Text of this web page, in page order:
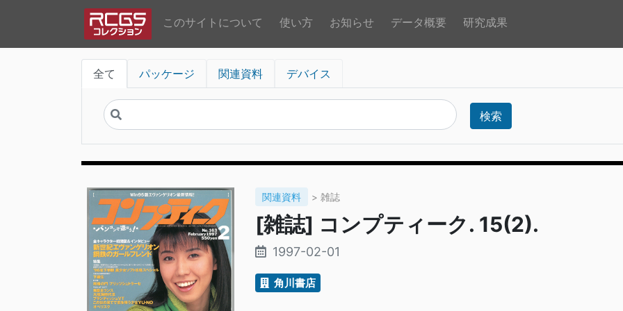
このサイトについて 使い方 お知らせ データ概要 研究成果
全て パッケージ 関連資料 デバイス
検索
関連資料 > 雑誌
[雑誌] コンプティーク. 15(2).
1997-02-01
角川書店